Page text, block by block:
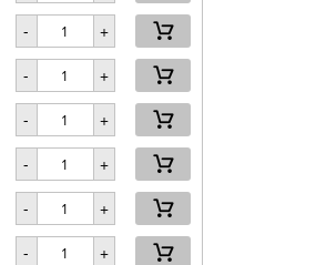
- +
- +
- +
- +
- +
- +